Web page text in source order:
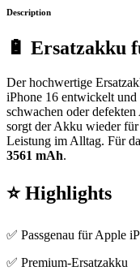
Description
🔋 Ersatzakku
Der hochwertige
iPhone 16 entwickelt und
schwachen oder
sorgt der Akku wieder
Leistung im Alltag. Für
3561 mAh.
⭐ Highlights
✅ Passgenau für Apple
✅ Premium-Ersatzakku